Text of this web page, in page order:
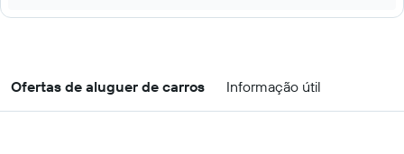
Ofertas de aluguer de carros Informação útil